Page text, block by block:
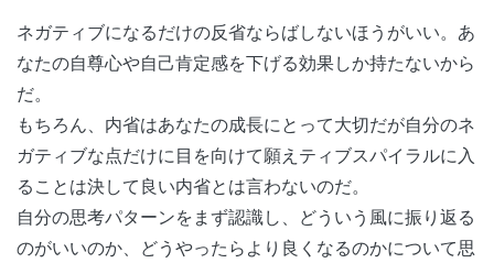
ネガティブになるだけの反省ならばしないほうがいい。あ
なたの自尊心や自己肯定感を下げる効果しか持たないから
だ。
もちろん、内省はあなたの成長にとって大切だが自分のネ
ガティブな点だけに目を向けて願えティブスパイラルに入
ることは決して良い内省とは言わないのだ。
自分の思考パターンをまず認識し、どういう風に振り返る
のがいいのか、どうやったらより良くなるのかについて思